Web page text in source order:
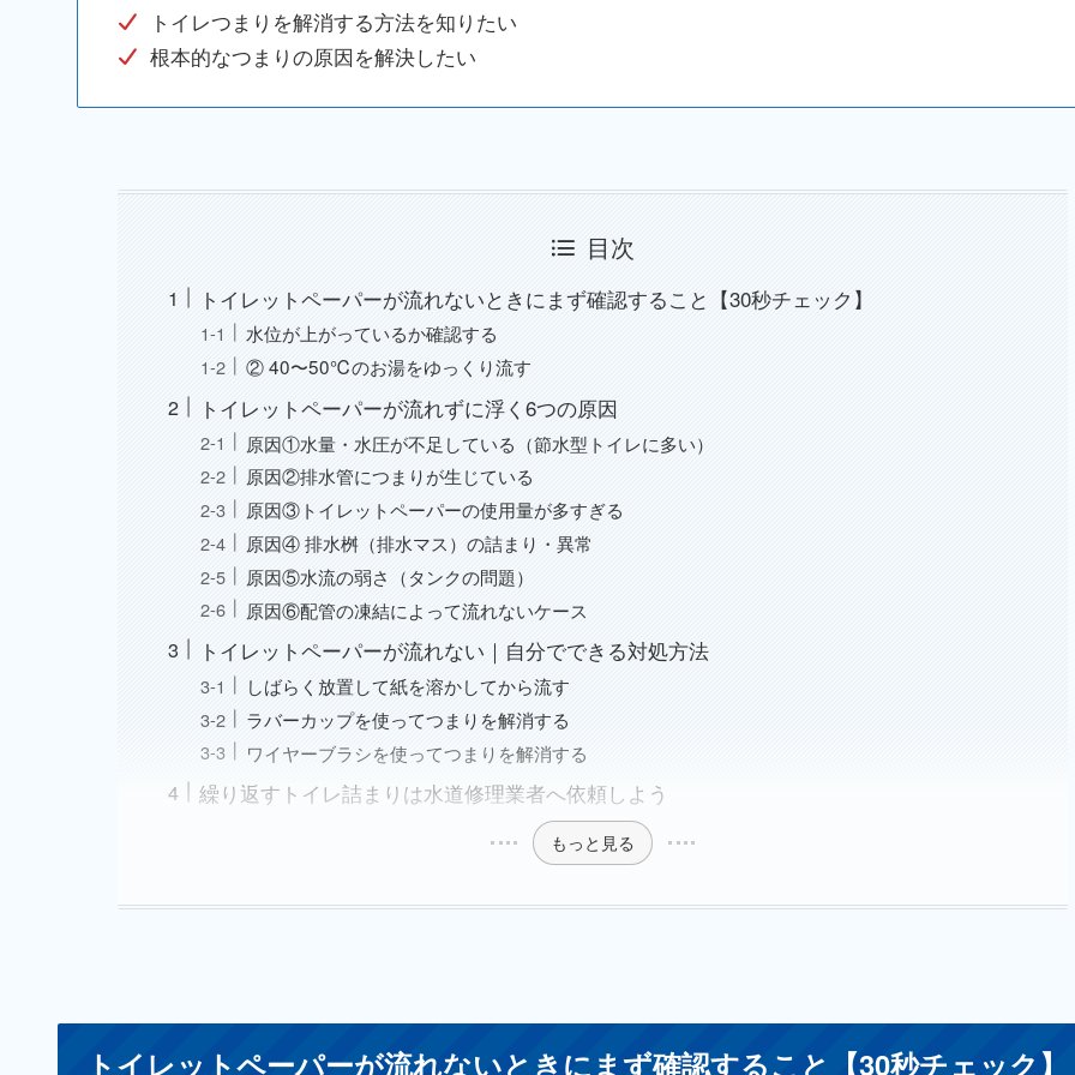
トイレつまりを解消する方法を知りたい
根本的なつまりの原因を解決したい
目次
トイレットペーパーが流れないときにまず確認すること【30秒チェック】
水位が上がっているか確認する
② 40〜50℃のお湯をゆっくり流す
トイレットペーパーが流れずに浮く6つの原因
原因①水量・水圧が不足している（節水型トイレに多い）
原因②排水管につまりが生じている
原因③トイレットペーパーの使用量が多すぎる
原因④ 排水桝（排水マス）の詰まり・異常
原因⑤水流の弱さ（タンクの問題）
原因⑥配管の凍結によって流れないケース
トイレットペーパーが流れない｜自分でできる対処方法
しばらく放置して紙を溶かしてから流す
ラバーカップを使ってつまりを解消する
ワイヤーブラシを使ってつまりを解消する
繰り返すトイレ詰まりは水道修理業者へ依頼しよう
もっと見る
トイレットペーパーが流れないときにまず確認すること【30秒チェック】